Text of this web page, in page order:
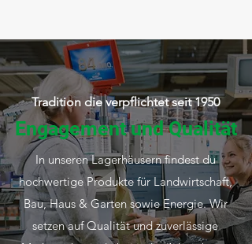
Tradition die verpflichtet seit 1950
Engagement und Qualität
In unseren Lagerhäusern findest du
hochwertige Produkte für Landwirtschaft,
Bau, Haus & Garten sowie Energie. Wir
setzen auf Qualität und zuverlässige